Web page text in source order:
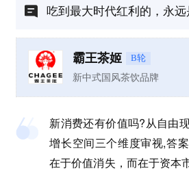
吃到最大时代红利的，永
霸王茶姬 B轮
新中式国风茶饮品牌
新消费还有价值吗?从自由
增长空间三个维度审视,答
在于价值消失，而在于资本